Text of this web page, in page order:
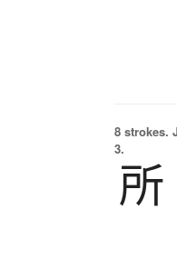
8 strokes.
3.
所